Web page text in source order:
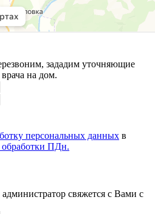
зададим уточняющие
на дом.
персональных данных в
ПДн.
свяжется с Вами с